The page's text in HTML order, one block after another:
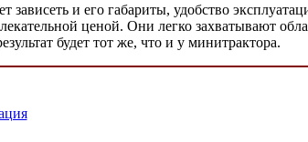
и его габариты, удобство
ценой. Они легко захватывают
будет тот же, что и у минитрактора.